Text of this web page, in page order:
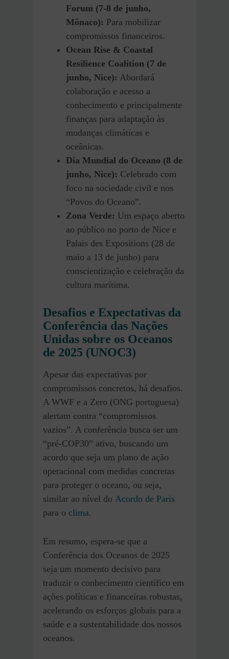
Forum (7-8 de junho,
Mônaco): Para mobilizar
compromissos financeiros.
Ocean Rise & Coastal
Resilience Coalition (7 de
junho, Nice): Abordará
colaboração e acesso a
conhecimento e principalmente
finanças para adaptação às
mudanças climáticas e
oceânicas.
Dia Mundial do Oceano (8 de
junho, Nice): Celebrado com
foco na sociedade civil e nos
“Povos do Oceano”.
Zona Verde: Um espaço aberto
ao público no porto de Nice e
Palais des Expositions (28 de
maio a 13 de junho) para
conscientização e celebração da
cultura marítima.
Desafios e Expectativas da
Conferência das Nações
Unidas sobre os Oceanos
de 2025 (UNOC3)
Apesar das expectativas por
compromissos concretos, há desafios.
A WWF e a Zero (ONG portuguesa)
alertam contra “compromissos
vazios”. A conferência busca ser um
“pré-COP30” ativo, buscando um
acordo que seja um plano de ação
operacional com medidas concretas
para proteger o oceano, ou seja,
similar ao nível do Acordo de Paris
para o clima.
Em resumo, espera-se que a
Conferência dos Oceanos de 2025
seja um momento decisivo para
traduzir o conhecimento científico em
ações políticas e financeiras robustas,
acelerando os esforços globais para a
saúde e a sustentabilidade dos nossos
oceanos.